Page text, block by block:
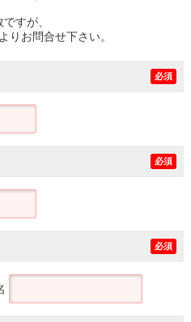
すが、
りお問合せ下さい。
必須
必須
必須